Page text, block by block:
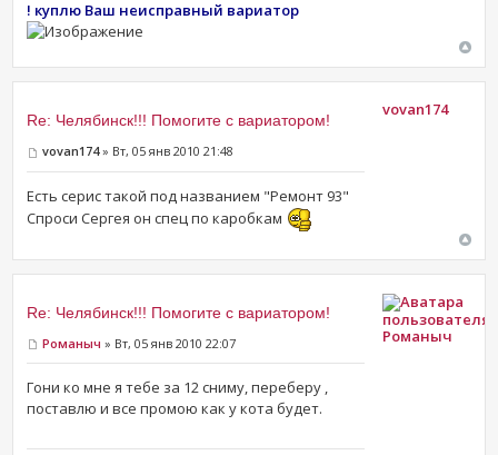
! куплю Ваш неисправный вариатор
Re: Челябинск!!! Помогите с вариатором!
vovan174» Вт, 05 янв 2010 21:48
Есть серис такой под названием "Ремонт 93"
Спроси Сергея он спец по каробкам
vovan174
Re: Челябинск!!! Помогите с вариатором!
Романыч » Вт, 05 янв 2010 22:07
Гони ко мне я тебе за 12 сниму, переберу ,
поставлю и все промою как у кота будет.
Романыч